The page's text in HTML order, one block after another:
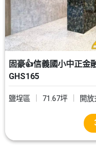
固豪👍信義國小中正金
GHS165
鹽埕區 71.67坪 開放